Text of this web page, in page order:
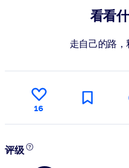
利用可靠、结构化的知识
看看
走自己的路，
16
评级